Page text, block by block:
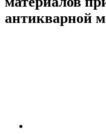
антикварной